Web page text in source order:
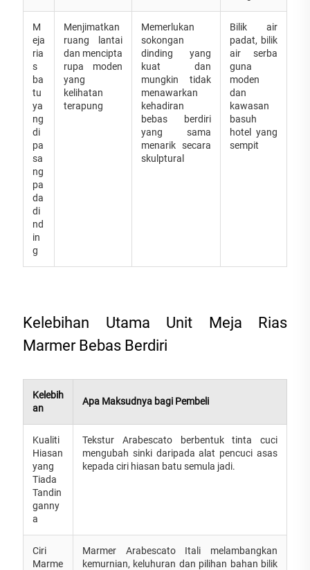
M
eja
ria
s
ba
tu
ya
ng
di
pa
sa
ng
pa
da
di
nd
in
g
Menjimatkan
ruang lantai
dan mencipta
rupa moden
yang
kelihatan
terapung
Memerlukan
sokongan
dinding yang
kuat dan
mungkin tidak
menawarkan
kehadiran
bebas berdiri
yang sama
menarik secara
skulptural
Bilik air
padat, bilik
air serba
guna
moden
dan
kawasan
basuh
hotel yang
sempit
Kelebihan Utama Unit Meja Rias
Marmer Bebas Berdiri
Kelebih
an
Apa Maksudnya bagi Pembeli
Kualiti
Hiasan
yang
Tiada
Tandin
ganny
a
Tekstur Arabescato berbentuk tinta cuci
mengubah sinki daripada alat pencuci asas
kepada ciri hiasan batu semula jadi.
Ciri
Marme
Marmer Arabescato Itali melambangkan
kemurnian, keluhuran dan pilihan bahan bilik